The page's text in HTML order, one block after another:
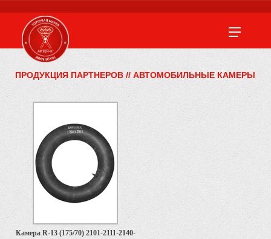
ПРОДУКЦИЯ ПАРТНЕРОВ // АВТОМОБИЛЬНЫЕ КАМЕРЫ
Камера R-13 (175/70) 2101-2111-2140-